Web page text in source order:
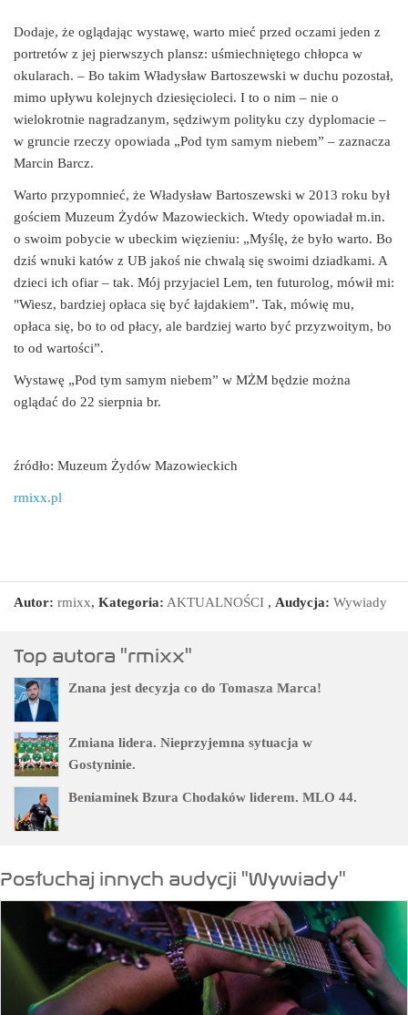
Dodaje, że oglądając wystawę, warto mieć przed oczami jeden z
portretów z jej pierwszych plansz: uśmiechniętego chłopca w
okularach. – Bo takim Władysław Bartoszewski w duchu pozostał,
mimo upływu kolejnych dziesięcioleci. I to o nim – nie o
wielokrotnie nagradzanym, sędziwym polityku czy dyplomacie –
w gruncie rzeczy opowiada „Pod tym samym niebem” – zaznacza
Marcin Barcz.
Warto przypomnieć, że Władysław Bartoszewski w 2013 roku był
gościem Muzeum Żydów Mazowieckich. Wtedy opowiadał m.in.
o swoim pobycie w ubeckim więzieniu: „Myślę, że było warto. Bo
dziś wnuki katów z UB jakoś nie chwalą się swoimi dziadkami. A
dzieci ich ofiar – tak. Mój przyjaciel Lem, ten futurolog, mówił mi:
"Wiesz, bardziej opłaca się być łajdakiem". Tak, mówię mu,
opłaca się, bo to od płacy, ale bardziej warto być przyzwoitym, bo
to od wartości”.
Wystawę „Pod tym samym niebem” w MŻM będzie można
oglądać do 22 sierpnia br.
źródło: Muzeum Żydów Mazowieckich
rmixx.pl
Autor: rmixx, Kategoria: AKTUALNOŚCI , Audycja: Wywiady
Top autora "rmixx"
Znana jest decyzja co do Tomasza Marca!
Zmiana lidera. Nieprzyjemna sytuacja w
Gostyninie.
Beniaminek Bzura Chodaków liderem. MLO 44.
Posłuchaj innych audycji "Wywiady"